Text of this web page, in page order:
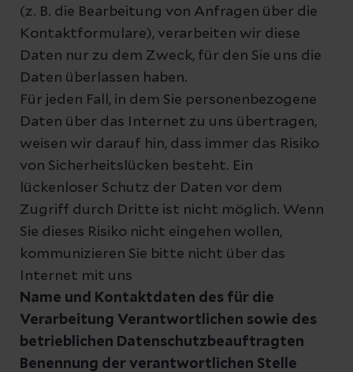
(z. B. die Bearbeitung von Anfragen über die
Kontaktformulare), verarbeiten wir diese
Daten nur zu dem Zweck, für den Sie uns die
Daten überlassen haben.
Für jeden Fall, in dem Sie personenbezogene
Daten über das Internet zu uns übertragen,
weisen wir darauf hin, dass immer das Risiko
von Sicherheitslücken besteht. Ein
lückenloser Schutz der Daten vor dem
Zugriff durch Dritte ist nicht möglich. Wenn
Sie dieses Risiko nicht eingehen wollen,
kommunizieren Sie bitte nicht über das
Internet mit uns
Name und Kontaktdaten des für die
Verarbeitung Verantwortlichen sowie des
betrieblichen Datenschutzbeauftragten
Benennung der verantwortlichen Stelle